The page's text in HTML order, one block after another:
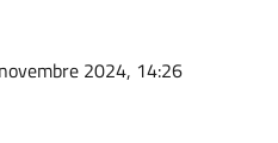
2024, 14:26